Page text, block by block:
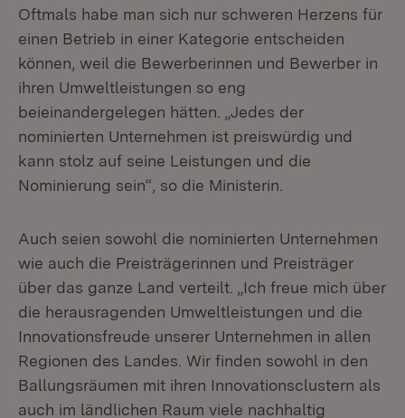
Oftmals habe man sich nur schweren Herzens für
einen Betrieb in einer Kategorie entscheiden
können, weil die Bewerberinnen und Bewerber in
ihren Umweltleistungen so eng
beieinandergelegen hätten. „Jedes der
nominierten Unternehmen ist preiswürdig und
kann stolz auf seine Leistungen und die
Nominierung sein“, so die Ministerin.
Auch seien sowohl die nominierten Unternehmen
wie auch die Preisträgerinnen und Preisträger
über das ganze Land verteilt. „Ich freue mich über
die herausragenden Umweltleistungen und die
Innovationsfreude unserer Unternehmen in allen
Regionen des Landes. Wir finden sowohl in den
Ballungsräumen mit ihren Innovationsclustern als
auch im ländlichen Raum viele nachhaltig